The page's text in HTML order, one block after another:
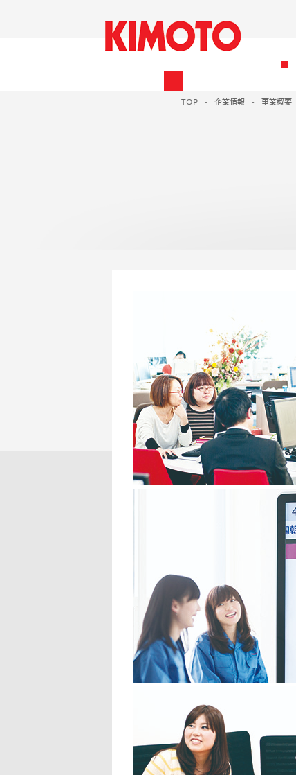
TOP 企業情報 事業概要